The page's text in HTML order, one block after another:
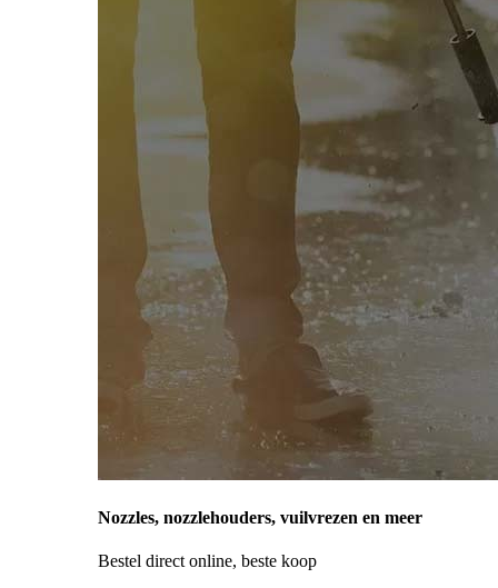
Nozzles, nozzlehouders, vuilvrezen en meer
Bestel direct online, beste koop